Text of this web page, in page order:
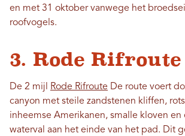
en met 31 oktober vanwege het
roofvogels.
3. Rode Rifroute
De 2 mijl Rode Rifroute De route voert
canyon met steile zandstenen kliffen,
inheemse Amerikanen, smalle kloven en
waterval aan het einde van het pad. Dit